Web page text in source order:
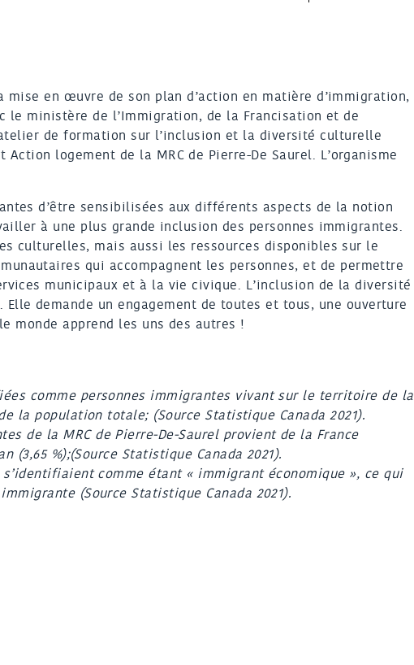
mise en œuvre de son plan d’action en matière d’immigration,
le ministère de l’Immigration, de la Francisation et de
de formation sur l’inclusion et la diversité culturelle
logement de la MRC de Pierre-De Saurel. L’organisme
d’être sensibilisées aux différents aspects de la notion
à une plus grande inclusion des personnes immigrantes.
culturelles, mais aussi les ressources disponibles sur le
qui accompagnent les personnes, et de permettre
municipaux et à la vie civique. L’inclusion de la diversité
Elle demande un engagement de toutes et tous, une ouverture
monde apprend les uns des autres !
comme personnes immigrantes vivant sur le territoire de la
la population totale; (Source Statistique Canada 2021).
de la MRC de Pierre-De-Saurel provient de la France
(3,65 %);(Source Statistique Canada 2021).
s’identifiaient comme étant « immigrant économique », ce qui
(Source Statistique Canada 2021).